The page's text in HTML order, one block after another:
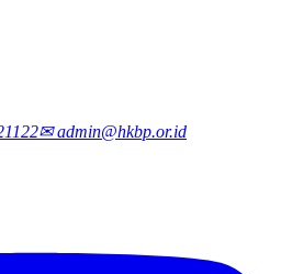
✉ admin@hkbp.or.id